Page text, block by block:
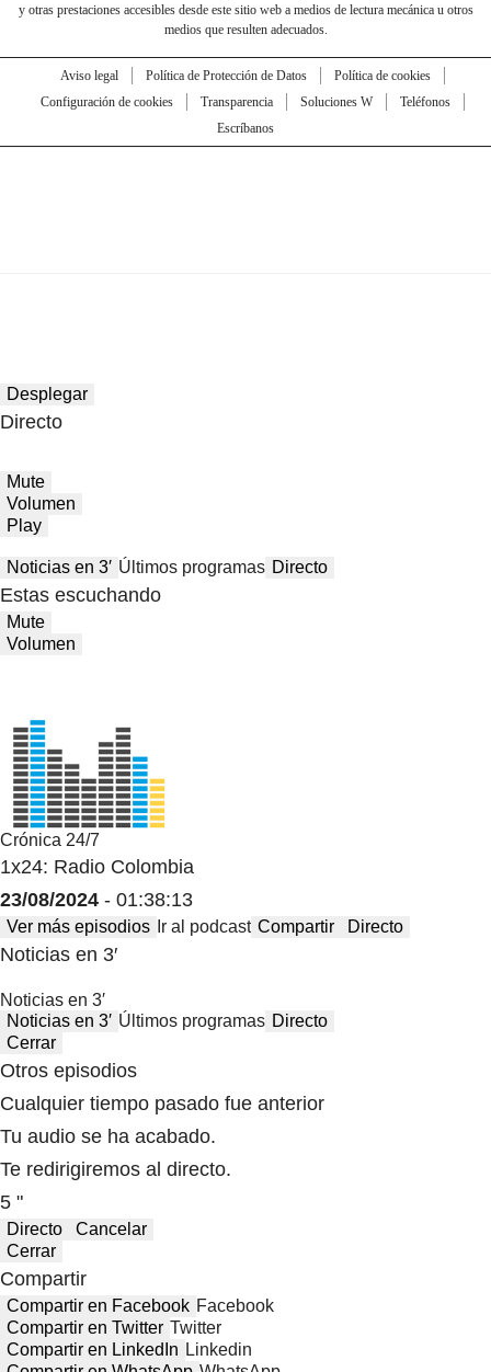
y otras prestaciones accesibles desde este sitio web a medios de lectura mecánica u otros
medios que resulten adecuados.
Aviso legal Política de Protección de Datos
Política de cookies
Configuración de cookies
Transparencia Soluciones W
Teléfonos
Escríbanos
Desplegar
Directo
Mute
Volumen
Play
Noticias en 3′ Últimos programas Directo
Estas escuchando
Mute
Volumen
Crónica 24/7
1x24: Radio Colombia
23/08/2024 - 01:38:13
Ver más episodios Ir al podcast Compartir Directo
Noticias en 3′
Noticias en 3′
Noticias en 3′ Últimos programas Directo
Cerrar
Otros episodios
Cualquier tiempo pasado fue anterior
Tu audio se ha acabado.
Te redirigiremos al directo.
5 "
Directo
Cancelar
Cerrar
Compartir
Compartir en Facebook Facebook
Compartir en Twitter Twitter
Compartir en LinkedIn Linkedin